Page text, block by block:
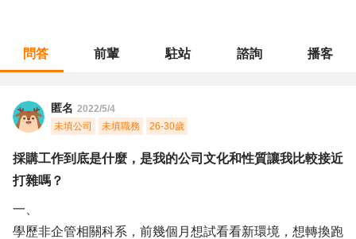
問答 前輩 駐站 諮詢 播客
匿名 2022/5/4
未填公司
未填職務 26-30歲
採購工作到底是什麼，是我的公司文化和性質讓我比較接近
打雜嗎？
一、
學歷非企管相關科系，前幾個月想試看看新環境，想轉換跑